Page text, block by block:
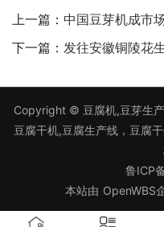
上一篇： 中国豆芽机成市
下一篇： 发往安徽铜陵花
Copyright © 豆腐机,豆芽生
豆腐干机,豆腐生产线，豆腐
鲁ICP
本站由 OpenWBS